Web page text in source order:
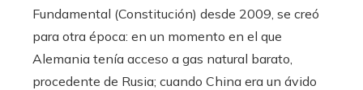
Fundamental (Constitución) desde 2009, se creó
para otra época: en un momento en el que
Alemania tenía acceso a gas natural barato,
procedente de Rusia; cuando China era un ávido